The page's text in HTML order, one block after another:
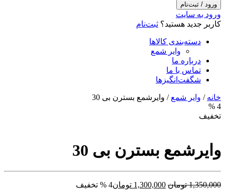
ورود / ثبت‌نام
ورود به سایت
کاربر جدید هستید؟ ثبت‌نام
دسته‌بندی کالاها
وایر شمع
درباره ما
تماس با ما
شگفت‌انگیزها
خانه / وایر شمع / وایرشمع بسترن بی 30
4 %
تخفیف
وایرشمع بسترن بی 30
1,350,000 تومان قیمت
1,300,000 تومان4 % تخفیف